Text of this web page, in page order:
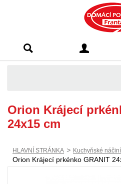
Franta -
Orion Krájecí
24x15 cm
HLAVNÍ STRÁNKA > Kuchyňské náčiní
Orion Krájecí prkénko GRANIT